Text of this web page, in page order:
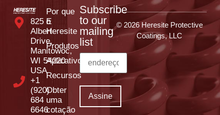
825 E
Albert
Drive,
Manitowoc,
WI 54220
USA
+1
(920)
684
6646
Por que
o
Heresite
Produtos
Aplicativos
Recursos
Obter
uma
cotação
Subscribe
to our
mailing
list
© 2026 Heresite Protective
Coatings, LLC